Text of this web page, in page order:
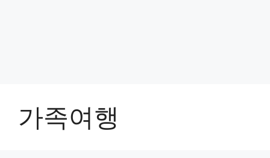
가족여행